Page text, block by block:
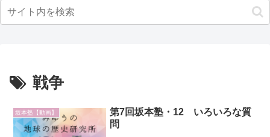
戦争
坂本塾【動画】
第7回坂本塾・12 いろいろな質
問